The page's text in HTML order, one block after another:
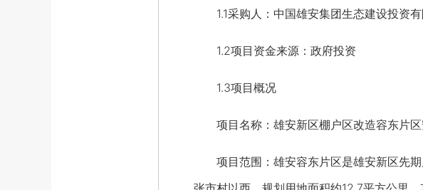
1.1采购人：中国雄安集团生态建设投资有
1.2项目资金来源：政府投资
1.3项目概况
项目名称：雄安新区棚户区改造容东片区
项目范围：雄安容东片区是雄安新区先期